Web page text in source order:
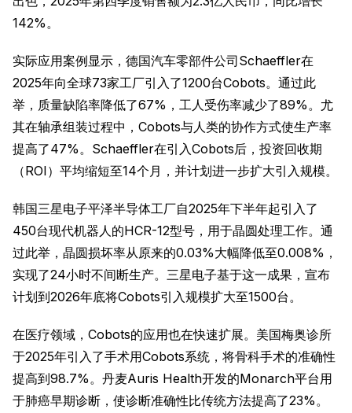
142%。
实际应用案例显示，德国汽车零部件公司Schaeffler在
2025年向全球73家工厂引入了1200台Cobots。通过此
举，质量缺陷率降低了67%，工人受伤率减少了89%。尤
其在轴承组装过程中，Cobots与人类的协作方式使生产率
提高了47%。Schaeffler在引入Cobots后，投资回收期
（ROI）平均缩短至14个月，并计划进一步扩大引入规模。
韩国三星电子平泽半导体工厂自2025年下半年起引入了
450台现代机器人的HCR-12型号，用于晶圆处理工作。通
过此举，晶圆损坏率从原来的0.03%大幅降低至0.008%，
实现了24小时不间断生产。三星电子基于这一成果，宣布
计划到2026年底将Cobots引入规模扩大至1500台。
在医疗领域，Cobots的应用也在快速扩展。美国梅奥诊所
于2025年引入了手术用Cobots系统，将骨科手术的准确性
提高到98.7%。丹麦Auris Health开发的Monarch平台用
于肺癌早期诊断，使诊断准确性比传统方法提高了23%。